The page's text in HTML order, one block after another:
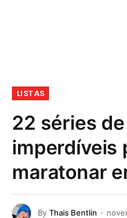
LISTAS
22 séries
imperdíveis
maratonar
By Thais Bentlin